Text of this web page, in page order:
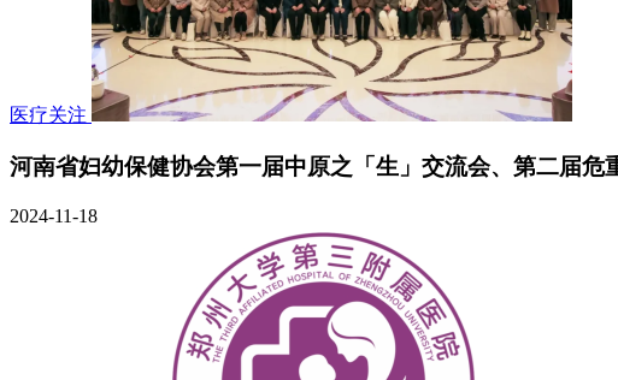
医疗关注
河南省妇幼保健协会第一届中原之「生」交流会、第二届
2024-11-18